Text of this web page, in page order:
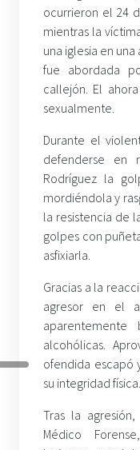
ocurrieron el 24
mientras la
una iglesia en
fue abordada
callejón. El
sexualmente.
Durante el
defenderse en
Rodríguez la
mordiéndola y
la resistencia de
golpes con
asfixiarla.
Gracias a la
agresor en el
alcohólicas.
ofendida escapó
su integridad física.
Tras la
Médico